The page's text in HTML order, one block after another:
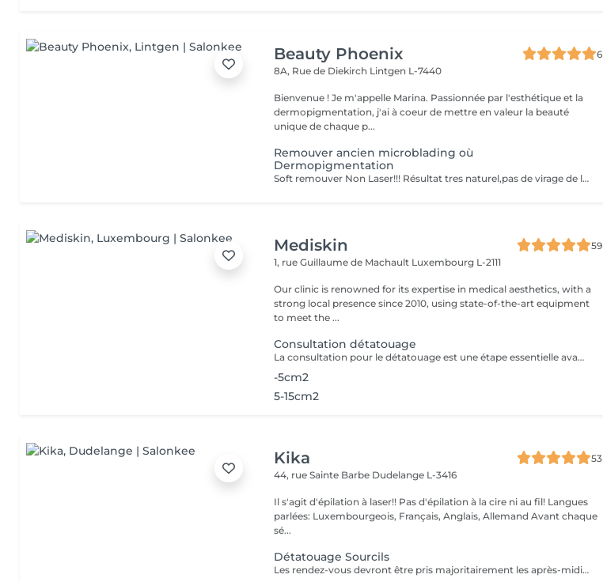
Beauty Phoenix
6
8A, Rue de Diekirch Lintgen L-7440
Bienvenue ! Je m'appelle Marina. Passionnée par l'esthétique et la
dermopigmentation, j'ai à coeur de mettre en valeur la beauté
unique de chaque p...
Remouver ancien microblading où
Dermopigmentation
Soft remouver Non Laser!!! Résultat tres naturel,pas de virage de la couleur,diagnostique avant le traitement
Mediskin
59
1, rue Guillaume de Machault Luxembourg L-2111
Our clinic is renowned for its expertise in medical aesthetics, with a
strong local presence since 2010, using state-of-the-art equipment
to meet the ...
Consultation détatouage
La consultation pour le détatouage est une étape essentielle avant le traitement. Elle permet d'évaluer la taille, les couleurs et la profondeur du tatouage, ainsi que le type de peau du patient. Le professionnel explique le déroulement du traitement, le nombre de séances nécessaires et les éventuels effets secondaires. C'est aussi le moment pour poser toutes vos questions et discuter des attentes en termes de résultats
-5cm2
5-15cm2
Kika
53
44, rue Sainte Barbe Dudelange L-3416
Il s'agit d'épilation à laser!! Pas d'épilation à la cire ni au fil! Langues
parlées: Luxembourgeois, Français, Anglais, Allemand Avant chaque
sé...
Détatouage Sourcils
Les rendez-vous devront être pris majoritairement les après-midis. Les rendez-vous se feront donc par appel téléphonique ou sms Merci